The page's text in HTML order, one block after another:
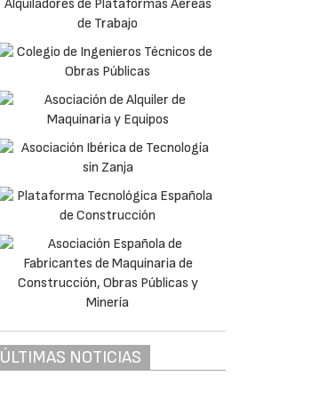
ÚLTIMAS NOTICIAS